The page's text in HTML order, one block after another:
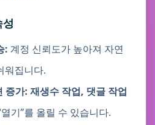
성
: 계정 신뢰도가 높아져 자연
워집니다.
증가: 재생수 작업, 댓글 작업
기”를 올릴 수 있습니다.